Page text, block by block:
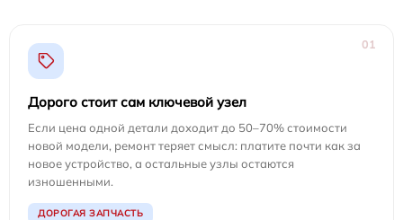
01
Дорого стоит сам ключевой узел
Если цена одной детали доходит до 50–70% стоимости
новой модели, ремонт теряет смысл: платите почти как за
новое устройство, а остальные узлы остаются
изношенными.
ДОРОГАЯ ЗАПЧАСТЬ